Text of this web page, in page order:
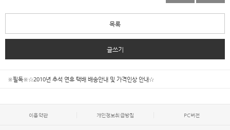
목록
글쓰기
※필독※☆2010년 추석 연휴 택배 배송안내 및 가격인상 안내☆
이용약관 개인정보취급방침 PC버전